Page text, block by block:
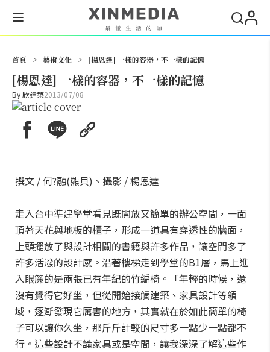
首頁 > 藝術文化 > [楊恩達] 一樣的容器，不一樣的記憶
[楊恩達] 一樣的容器，不一樣的記憶
By欣建築2013/07/08
撰文 / 何?融(熊貝)、攝影 / 楊恩達
走入台中準建學堂看見既開放又簡單的辦公空間，一面
頂著天花與地板的櫃子，形成一道具有穿透性的牆面，
上頭擺放了與設計相關的書籍與許多作品，讓空間多了
許多活潑的設計感。沿著樓梯走到學堂的B1層，馬上進
入眼簾的是兩張已有年紀的竹編椅。「年輕的時候，還
沒有覺得它好坐，但從開始接觸建築、家具設計等領
域，逐漸發現它厲害的地方，其實就在於如此簡單的椅
子可以讓你久坐，那斤斤計較的尺寸多一點少一點都不
行。這些設計不論家具或是空間，讓我深深了解這些作